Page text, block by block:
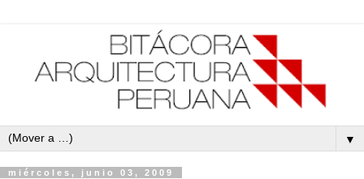
▼
miércoles, junio 03, 2009